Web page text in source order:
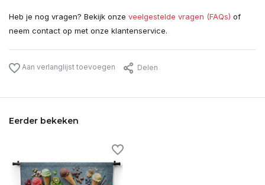
Heb je nog vragen? Bekijk onze veelgestelde vragen (FAQs) of
neem contact op met onze klantenservice.
Aan verlanglijst toevoegen Delen
Eerder bekeken